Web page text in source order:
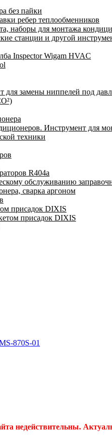
без пайки
ребер теплообменников
наборы для монтажа
станции и другой
Inspector Wigam HVAC
для замены ниппелей под
Инструмент для
техники
R404a
обслуживанию
сварка аргоном
присадок DIXIS
присадок DIXIS
870S-01
недействительны.